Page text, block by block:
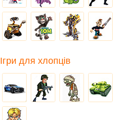
Ігри для хлопців